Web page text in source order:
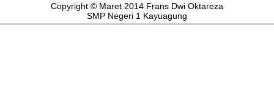
Copyright © Maret 2014 Frans Dwi Oktareza
SMP Negeri 1 Kayuagung